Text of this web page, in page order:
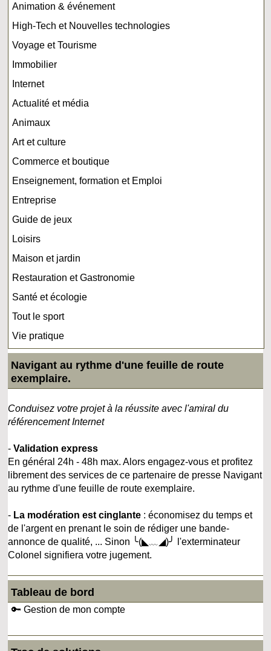
Animation & événement
High-Tech et Nouvelles technologies
Voyage et Tourisme
Immobilier
Internet
Actualité et média
Animaux
Art et culture
Commerce et boutique
Enseignement, formation et Emploi
Entreprise
Guide de jeux
Loisirs
Maison et jardin
Restauration et Gastronomie
Santé et écologie
Tout le sport
Vie pratique
Navigant au rythme d'une feuille de route
exemplaire.
Conduisez votre projet à la réussite avec l'amiral du
référencement Internet
-Validation express
En général 24h - 48h max. Alors engagez-vous et profitez
librement des services de ce partenaire de presse Navigant
au rythme d'une feuille de route exemplaire.
- La modération est cinglante : économisez du temps et
de l'argent en prenant le soin de rédiger une bande-
annonce de qualité, ... Sinon ╰(◣﹏◢)╯ l'exterminateur
Colonel signifiera votre jugement.
Tableau de bord
🔑 Gestion de mon compte